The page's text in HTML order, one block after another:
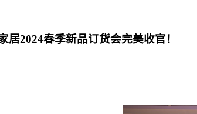
居2024春季新品订货会完美收官！